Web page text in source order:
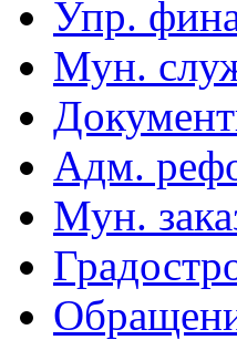
Упр.
Мун.
Адм.
Мун.